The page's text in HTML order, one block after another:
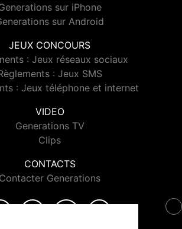
sur iPhone
sur Android
JEUX CONCOURS
: Jeux réseaux sociaux
: Jeux SMS
: Jeux téléphone et internet
VIDEO
Generations TV
Clips
CONTACTS
Contacter Generations